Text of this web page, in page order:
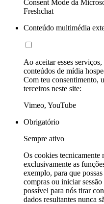
Consent Mode da
Freshchat
Conteúdo multimédia
Ao aceitar esses
conteúdos de mídia
Com teu consentimento,
terceiros neste site:
Vimeo, YouTube
Obrigatório
Sempre ativo
Os cookies tecnicamente
exclusivamente as
exemplo, para que
compras ou iniciar
possível para nós tirar
dados resultantes nunca